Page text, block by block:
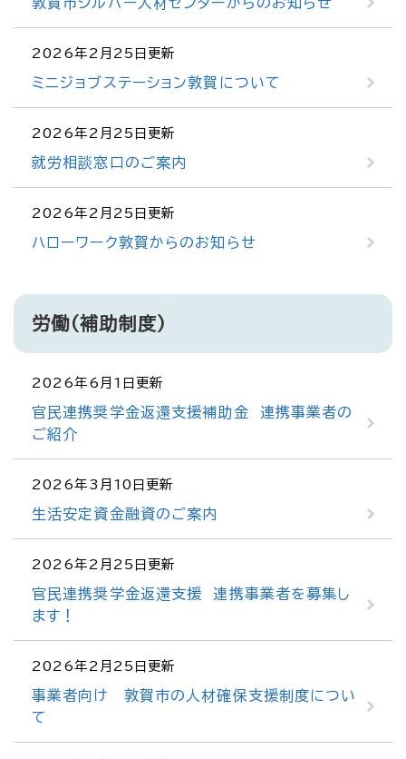
敦賀市シルバー人材センターからのお知らせ
2026年2月25日更新
ミニジョブステーション敦賀について
2026年2月25日更新
就労相談窓口のご案内
2026年2月25日更新
ハローワーク敦賀からのお知らせ
労働（補助制度）
2026年6月1日更新
官民連携奨学金返還支援補助金 連携事業者の
ご紹介
2026年3月10日更新
生活安定資金融資のご案内
2026年2月25日更新
官民連携奨学金返還支援 連携事業者を募集し
ます！
2026年2月25日更新
事業者向け 敦賀市の人材確保支援制度につい
て